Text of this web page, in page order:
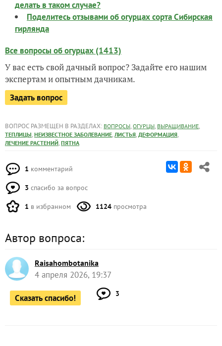
делать в таком случае?
Поделитесь отзывами об огурцах сорта Сибирская
гирлянда
Все вопросы об огурцах (1413)
У вас есть свой дачный вопрос? Задайте его нашим
экспертам и опытным дачникам.
Задать вопрос
ВОПРОС РАЗМЕЩЕН В РАЗДЕЛАХ: ВОПРОСЫ, ОГУРЦЫ, ВЫРАЩИВАНИЕ,
ТЕПЛИЦЫ, НЕИЗВЕСТНОЕ ЗАБОЛЕВАНИЕ, ЛИСТЬЯ, ДЕФОРМАЦИЯ,
ЛЕЧЕНИЕ РАСТЕНИЙ, ПЯТНА
1 комментарий
3 спасибо за вопрос
1 в избранном 1124 просмотра
Автор вопроса:
Raisahombotanika
4 апреля 2026, 19:37
Сказать спасибо! 3